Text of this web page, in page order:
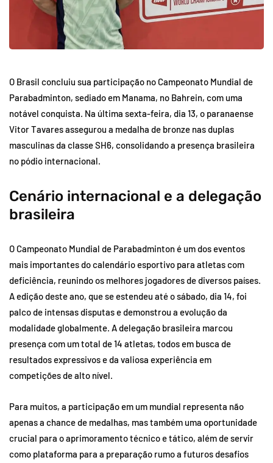
O Brasil concluiu sua participação no Campeonato Mundial de
Parabadminton, sediado em Manama, no Bahrein, com uma
notável conquista. Na última sexta-feira, dia 13, o paranaense
Vitor Tavares assegurou a medalha de bronze nas duplas
masculinas da classe SH6, consolidando a presença brasileira
no pódio internacional.
Cenário internacional e a delegação
brasileira
O Campeonato Mundial de Parabadminton é um dos eventos
mais importantes do calendário esportivo para atletas com
deficiência, reunindo os melhores jogadores de diversos países.
A edição deste ano, que se estendeu até o sábado, dia 14, foi
palco de intensas disputas e demonstrou a evolução da
modalidade globalmente. A delegação brasileira marcou
presença com um total de 14 atletas, todos em busca de
resultados expressivos e da valiosa experiência em
competições de alto nível.
Para muitos, a participação em um mundial representa não
apenas a chance de medalhas, mas também uma oportunidade
crucial para o aprimoramento técnico e tático, além de servir
como plataforma para a preparação rumo a futuros desafios